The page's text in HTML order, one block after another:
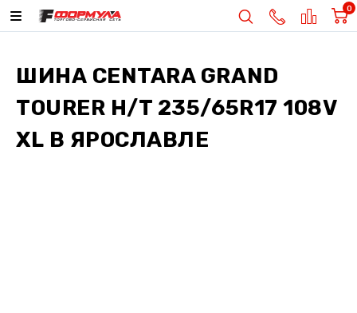
0
ШИНА CENTARA GRAND
TOURER H/T 235/65R17 108V
XL В ЯРОСЛАВЛЕ